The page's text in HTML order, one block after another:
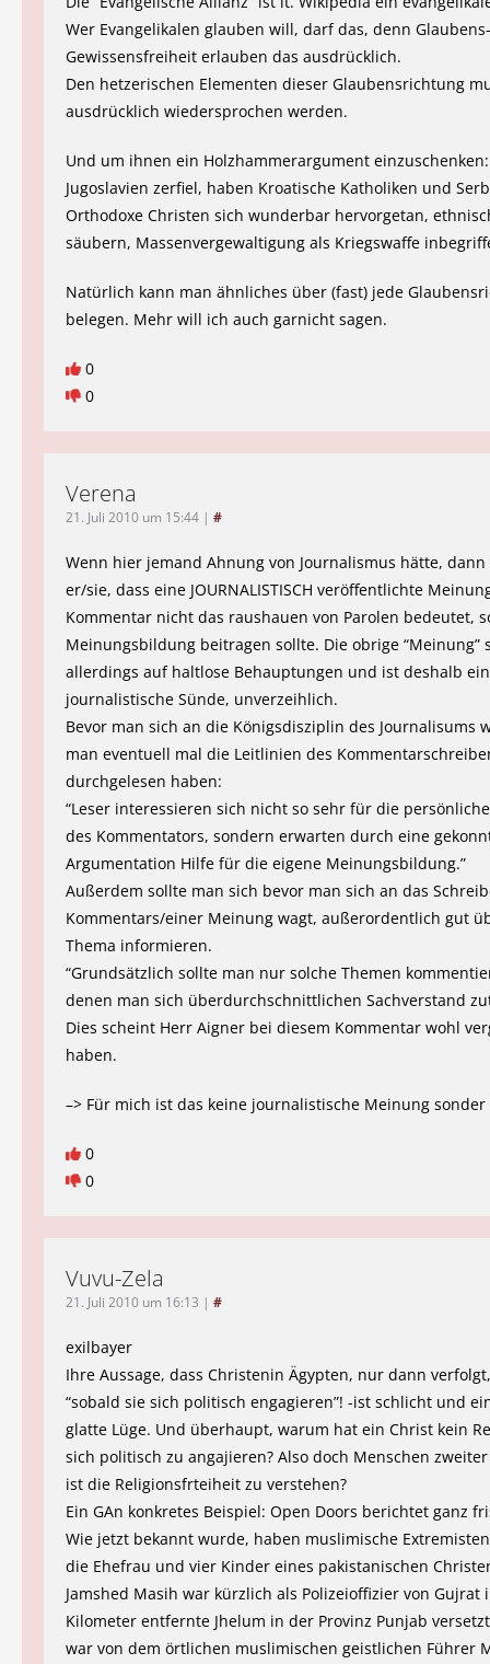
Wer Evangelikalen glauben will, darf das, denn
Gewissensfreiheit erlauben das ausdrücklich.
Den hetzerischen Elementen dieser Glaubensrichtung
ausdrücklich wiedersprochen werden.
Und um ihnen ein Holzhammerargument
Jugoslavien zerfiel, haben Kroatische Katholiken und
Orthodoxe Christen sich wunderbar hervorgetan,
säubern, Massenvergewaltigung als Kriegswaffe
Natürlich kann man ähnliches über (fast) jede
belegen. Mehr will ich auch garnicht sagen.
0
0
Verena
21. Juli 2010 um 15:44 | #
Wenn hier jemand Ahnung von Journalismus hätte, dann
er/sie, dass eine JOURNALISTISCH veröffentlichte
Kommentar nicht das raushauen von Parolen bedeutet,
Meinungsbildung beitragen sollte. Die obrige “Meinung”
allerdings auf haltlose Behauptungen und ist deshalb
journalistische Sünde, unverzeihlich.
Bevor man sich an die Königsdisziplin des Journalisums
man eventuell mal die Leitlinien des
durchgelesen haben:
“Leser interessieren sich nicht so sehr für die
des Kommentators, sondern erwarten durch eine
Argumentation Hilfe für die eigene Meinungsbildung.”
Außerdem sollte man sich bevor man sich an das
Kommentars/einer Meinung wagt, außerordentlich gut
Thema informieren.
“Grundsätzlich sollte man nur solche Themen
denen man sich überdurchschnittlichen Sachverstand
Dies scheint Herr Aigner bei diesem Kommentar wohl
haben.
–> Für mich ist das keine journalistische Meinung sonder
0
0
Vuvu-Zela
21. Juli 2010 um 16:13 | #
exilbayer
Ihre Aussage, dass Christenin Ägypten, nur dann
“sobald sie sich politisch engagieren”! -ist schlicht und
glatte Lüge. Und überhaupt, warum hat ein Christ kein
sich politisch zu angajieren? Also doch Menschen zweiter
ist die Religionsfrteiheit zu verstehen?
Ein GAn konkretes Beispiel: Open Doors berichtet ganz
Wie jetzt bekannt wurde, haben muslimische
die Ehefrau und vier Kinder eines pakistanischen
Jamshed Masih war kürzlich als Polizeioffizier von Gujrat
Kilometer entfernte Jhelum in der Provinz Punjab
war von dem örtlichen muslimischen geistlichen Führer